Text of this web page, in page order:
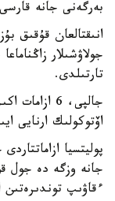
بەرگەنى جانە
انىقتالعان قۇقىق
جولاۋشىلار
تارتىلدى.
اۆتوكولىك ارنايى
پوليتسيا
جانە وزگە دە جول
ءقاۋىپ